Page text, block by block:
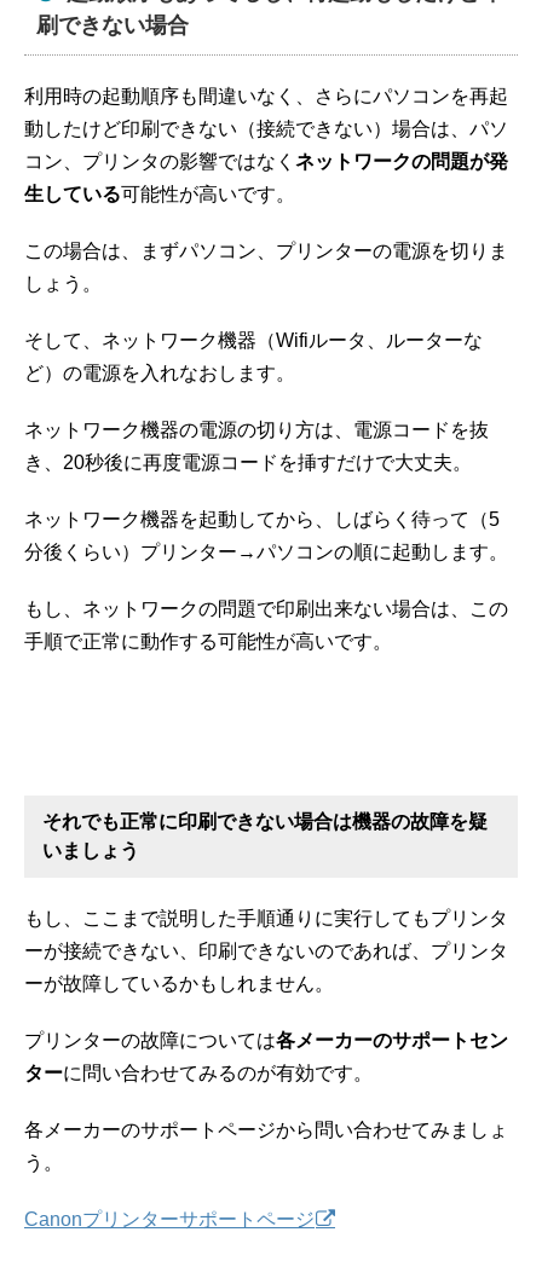
刷できない場合
利用時の起動順序も間違いなく、さらにパソコンを再起
動したけど印刷できない（接続できない）場合は、パソ
コン、プリンタの影響ではなく ネットワークの問題が発
生している可能性が高いです。
この場合は、まずパソコン、プリンターの電源を切りま
しょう。
そして、ネットワーク機器（Wifiルータ、ルーターな
ど）の電源を入れなおします。
ネットワーク機器の電源の切り方は、電源コードを抜
き、20秒後に再度電源コードを挿すだけで大丈夫。
ネットワーク機器を起動してから、しばらく待って（5
分後くらい）プリンター→パソコンの順に起動します。
もし、ネットワークの問題で印刷出来ない場合は、この
手順で正常に動作する可能性が高いです。
それでも正常に印刷できない場合は機器の故障を疑
いましょう
もし、ここまで説明した手順通りに実行してもプリンタ
ーが接続できない、印刷できないのであれば、プリンタ
ーが故障しているかもしれません。
プリンターの故障については各メーカーのサポートセン
ターに問い合わせてみるのが有効です。
各メーカーのサポートページから問い合わせてみましょ
う。
Canonプリンターサポートページ